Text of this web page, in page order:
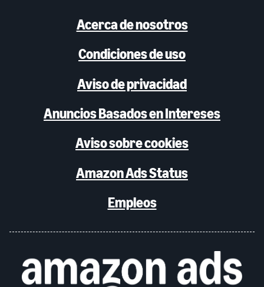
Acerca de nosotros
Condiciones de uso
Aviso de privacidad
Anuncios Basados en Intereses
Aviso sobre cookies
Amazon Ads Status
Empleos